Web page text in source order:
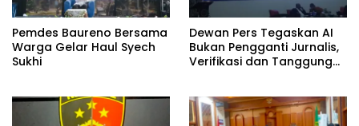
Pemdes Baureno Bersama
Warga Gelar Haul Syech
Sukhi
Dewan Pers Tegaskan AI
Bukan Pengganti Jurnalis,
Verifikasi dan Tanggung